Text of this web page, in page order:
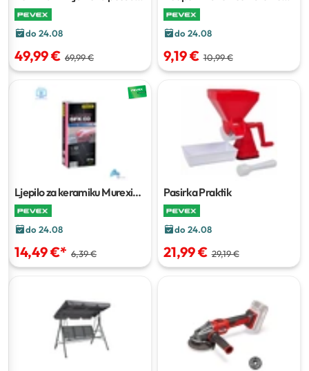
8 l
do 24.08
49,99 € 69,99 €
plastična kutija
do 24.08
9,19 € 10,99 €
Ljepilo za keramiku Murexin
BFK 0325 kg
do 24.08
14,49 €* 6,39 €
Pasirka Praktik
do 24.08
21,99 € 29,19 €